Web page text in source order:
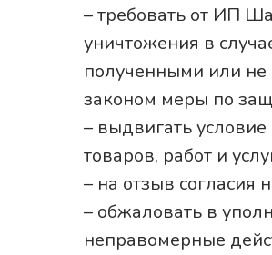
– требовать от ИП
уничтожения в
полученными или
законом меры по
– выдвигать
товаров, работ и
– на отзыв согласия
– обжаловать в
неправомерные